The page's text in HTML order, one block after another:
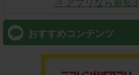
⇒ アプリなら最短3
おすすめコンテンツ